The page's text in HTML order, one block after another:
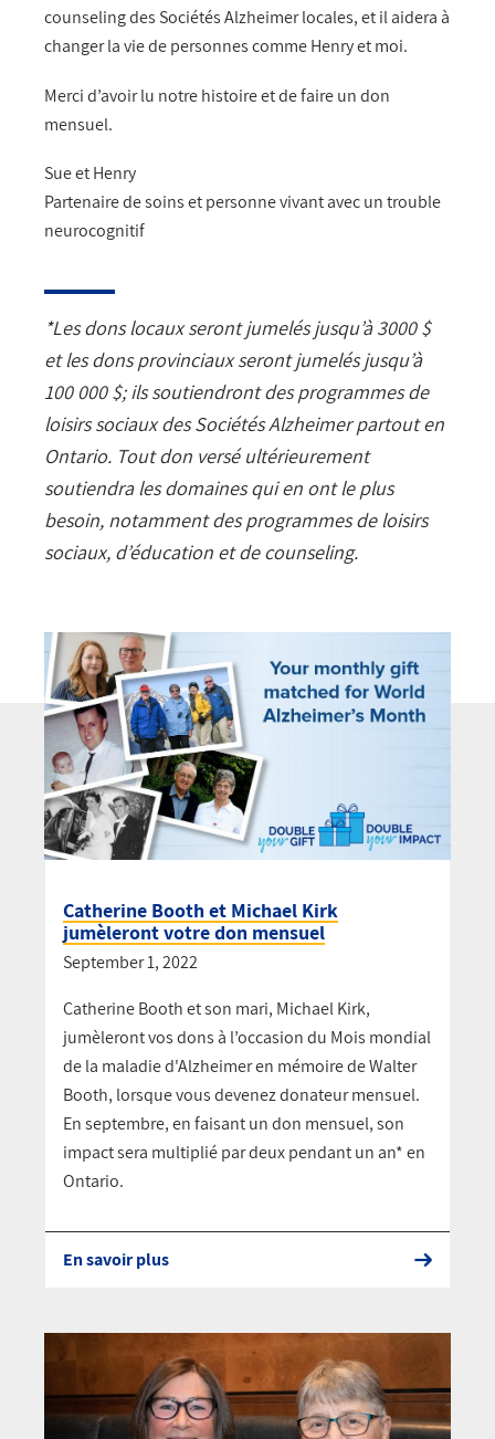
counseling des Sociétés Alzheimer locales, et il aidera à
changer la vie de personnes comme Henry et moi.
Merci d’avoir lu notre histoire et de faire un don
mensuel.
Sue et Henry
Partenaire de soins et personne vivant avec un trouble
neurocognitif
*Les dons locaux seront jumelés jusqu’à 3000 $
et les dons provinciaux seront jumelés jusqu’à
100 000 $; ils soutiendront des programmes de
loisirs sociaux des Sociétés Alzheimer partout en
Ontario. Tout don versé ultérieurement
soutiendra les domaines qui en ont le plus
besoin, notamment des programmes de loisirs
sociaux, d’éducation et de counseling.
Catherine Booth et Michael Kirk
jumèleront votre don mensuel
September 1, 2022
Catherine Booth et son mari, Michael Kirk,
jumèleront vos dons à l’occasion du Mois mondial
de la maladie d'Alzheimer en mémoire de Walter
Booth, lorsque vous devenez donateur mensuel.
En septembre, en faisant un don mensuel, son
impact sera multiplié par deux pendant un an* en
Ontario.
En savoir plus